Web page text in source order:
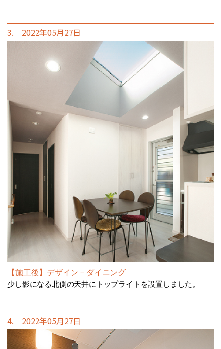
3. 2022年05月27日
【施工後】デザイン－ダイニング
少し影になる北側の天井にトップライトを設置しました。
4. 2022年05月27日